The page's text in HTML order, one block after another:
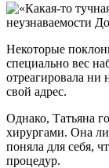
Некоторые
специально вес
отреагировала ни
свой адрес.
Однако, Татьяна
хирургами. Она
поняла для себя,
процедур.